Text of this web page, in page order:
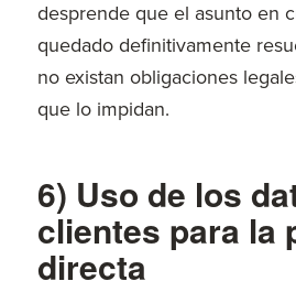
desprende que el asunto en
quedado definitivamente
no existan obligaciones
que lo impidan.
6) Uso de los
clientes para la
directa